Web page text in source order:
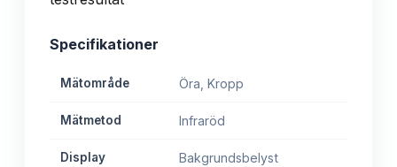
Specifikationer
Mätområde Öra, Kropp
Mätmetod Infraröd
Display Bakgrundsbelyst